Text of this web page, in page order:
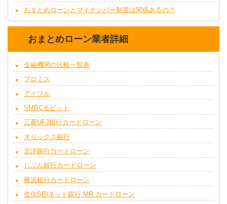
おまとめローンとマイナンバー制度は関係あるの？
おまとめローン業者詳細
金融機関の比較一覧表
プロミス
アイフル
SMBCモビット
三菱UFJ銀行カードローン
オリックス銀行
北洋銀行カードローン
じぶん銀行カードローン
横浜銀行カードローン
住信SBIネット銀行 MR.カードローン